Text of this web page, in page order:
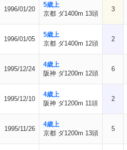
1996/01/20
5歳上
京都 ダ1400m 13頭
3
1996/01/05
5歳上
京都 ダ1400m 12頭
2
1995/12/24
4歳上
阪神 ダ1200m 12頭
6
1995/12/10
4歳上
阪神 ダ1200m 11頭
2
1995/11/26
4歳上
京都 ダ1200m 13頭
5